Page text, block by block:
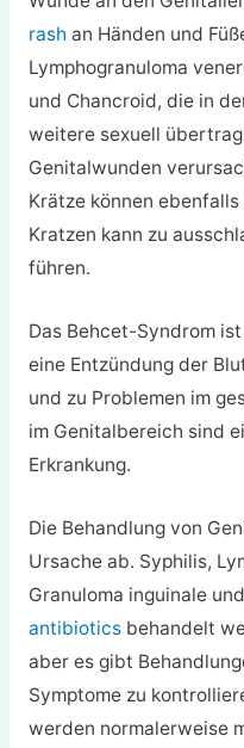
rash an Händen und
Lymphogranuloma
und Chancroid, die in
weitere sexuell
Genitalwunden
Krätze können
Kratzen kann zu
führen.
Das Behcet-Syndrom
eine Entzündung der
und zu Problemen im
im Genitalbereich sind
Erkrankung.
Die Behandlung von
Ursache ab. Syphilis,
Granuloma inguinale
antibioticsbehandelt
aber es gibt
Symptome zu
werden normalerweise